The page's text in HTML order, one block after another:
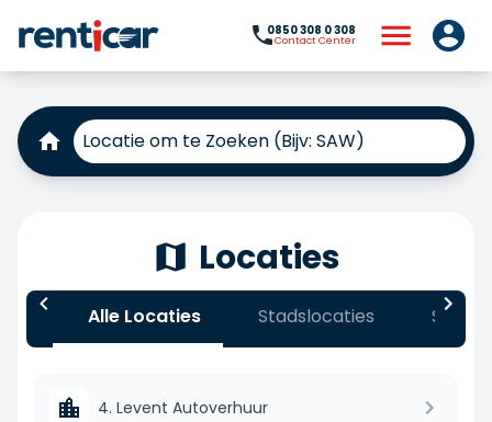
0850 308 0 308
Contact Center
Locaties
Alle Locaties Stadslocaties
4. Levent Autoverhuur